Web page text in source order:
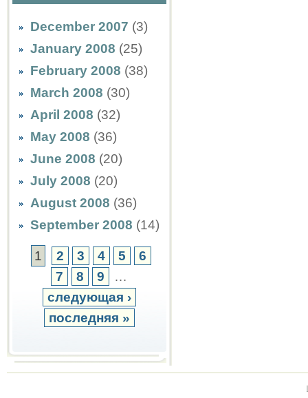
December 2007 (3)
January 2008 (25)
February 2008 (38)
March 2008 (30)
April 2008 (32)
May 2008 (36)
June 2008 (20)
July 2008 (20)
August 2008 (36)
September 2008 (14)
1 2 3 4 5
6
7
8 9
…
следующая ›
последняя »